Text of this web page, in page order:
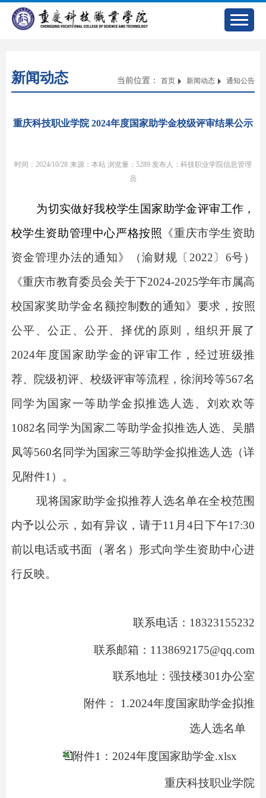
新闻动态 当前位置：首页 新闻动态 通知公告
重庆科技职业学院 2024年度国家助学金校级评审结果公示
时间：2024/10/28 来源：本站 浏览量： 5289 发布人：科技职业学院信息管理
员
为切实做好我校学生 国家助学金评审工作，
校学生资助管理中心严格按照 《重庆市学生资助
资金管理办法的通知》 （渝财规〔 2022 〕 6号）
《重庆市教育委员会关于下2024-2025学年市属高
校国家奖助学金名额控制数的通知》 要求 ，按照
公平、公正、公开、择优的原则
，组织开展了
2024年度 国家助学金的评审工作 ，经过班级推
荐、院级初评、校级评审等流程 ，徐润玲等567名
同学为国家一等助学金拟推选人选、 刘欢欢等
1082名同学为国家二等助学金拟推选人选、吴腊
凤等560名同学为国家三等助学金拟推选人选 （详
见附件1 ）
。
现将国家助学金拟推荐人选名单在全校范围
内予以公示 ， 如有异议，请于11 月 4日下午17:30
前以电话或书面（署名）形式向学生资助中心进
行反映。
联系电话： 18323155232
联系邮箱： 1138692175@qq.com
联系地址：强技楼301 办公室
附件： 1.2024年度国家助学金拟推
选人选名单
附件1：2024年度国家助学金.xlsx
重庆科技职业学院